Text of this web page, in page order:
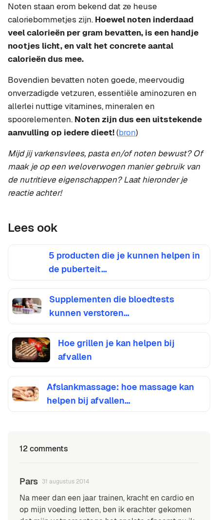
Noten staan erom bekend dat ze heuse
caloriebommetjes zijn. Hoewel noten inderdaad
veel calorieën per gram bevatten, is een handje
nootjes licht, en valt het concrete aantal
calorieën dus mee.
Bovendien bevatten noten goede, meervoudig
onverzadigde vetzuren, essentiële aminozuren en
allerlei nuttige vitamines, mineralen en
spoorelementen. Noten zijn dus een uitstekende
aanvulling op iedere dieet!(bron)
Mijd jij varkensvlees, pasta en/of noten bewust? Of
maak je op een weloverwogen manier gebruik van
de nutritieve eigenschappen? Laat hieronder je
reactie achter!
Lees ook
5 producten die je kunnen helpen in
de puberteit…
Supplementen die bloedtests
kunnen verstoren…
Hoe grillen je kan helpen bij
afvallen
Afslankmassage: hoe massage kan
helpen bij afvallen…
12 comments
Pars 31 augustus 2014
Na meer dan een jaar trainen, kracht en cardio en
op mijn voeding letten, ben ik erachter gekomen